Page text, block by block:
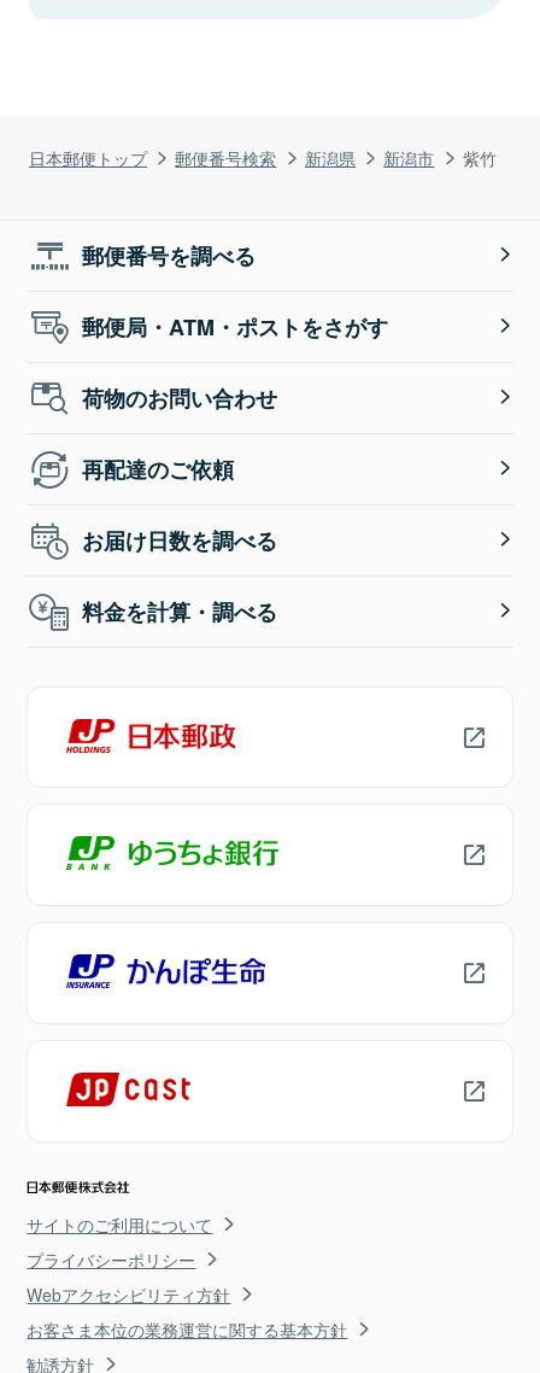
日本郵便トップ 郵便番号検索 新潟県 新潟市 紫竹
郵便番号を調べる
郵便局・ATM・ポストをさがす
荷物のお問い合わせ
再配達のご依頼
お届け日数を調べる
料金を計算・調べる
サイトのご利用について
プライバシーポリシー
Webアクセシビリティ方針
お客さま本位の業務運営に関する基本方針
勧誘方針